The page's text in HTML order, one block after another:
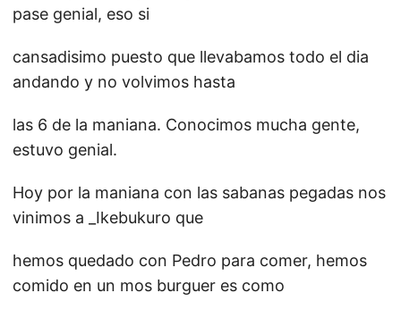
pase genial, eso si
cansadisimo puesto que llevabamos todo el dia
andando y no volvimos hasta
las 6 de la maniana. Conocimos mucha gente,
estuvo genial.
Hoy por la maniana con las sabanas pegadas nos
vinimos a _Ikebukuro que
hemos quedado con Pedro para comer, hemos
comido en un mos burguer es como